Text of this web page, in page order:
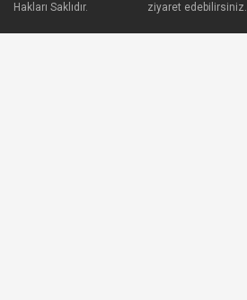
Hakları Saklıdır.
ziyaret edebilirsiniz.